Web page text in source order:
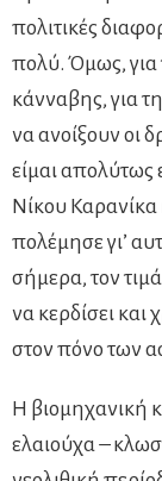
πολιτικές
πολύ. Όμως, για
κάνναβης, για
να ανοίξουν οι
είμαι απολύτως
Νίκου Καρανίκα
πολέμησε γι’
σήμερα, τον
να κερδίσει και
στον πόνο των
Η βιομηχανική
ελαιούχα –